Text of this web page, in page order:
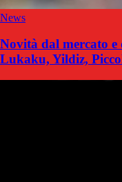
News
Novità dal mercato
Lukaku, Yildiz,